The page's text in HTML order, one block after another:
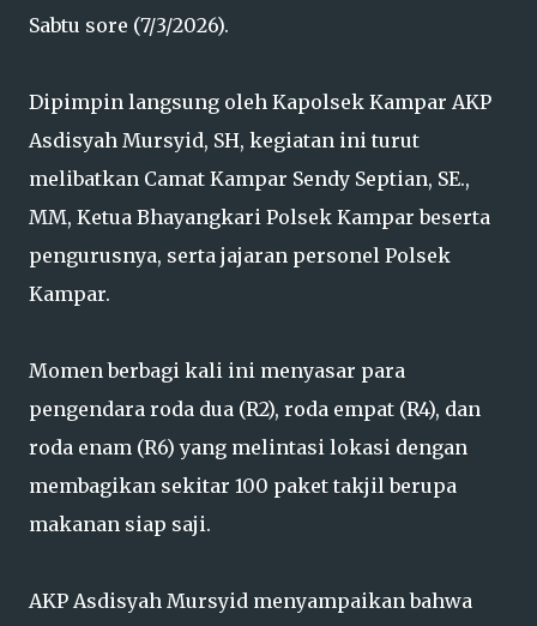
Sabtu sore (7/3/2026).
Dipimpin langsung oleh Kapolsek Kampar AKP
Asdisyah Mursyid, SH, kegiatan ini turut
melibatkan Camat Kampar Sendy Septian, SE.,
MM, Ketua Bhayangkari Polsek Kampar beserta
pengurusnya, serta jajaran personel Polsek
Kampar.
Momen berbagi kali ini menyasar para
pengendara roda dua (R2), roda empat (R4), dan
roda enam (R6) yang melintasi lokasi dengan
membagikan sekitar 100 paket takjil berupa
makanan siap saji.
AKP Asdisyah Mursyid menyampaikan bahwa